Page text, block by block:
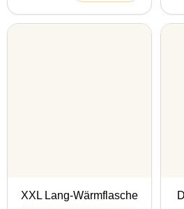
XXL Lang-Wärmflasche